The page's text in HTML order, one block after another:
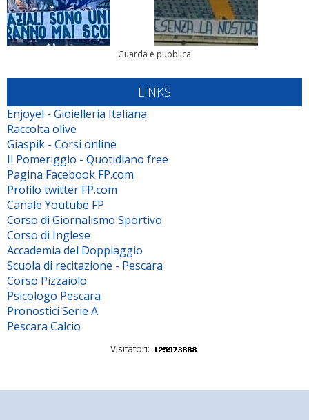
Guarda e pubblica
LINKS
Enjoyel - Gioielleria Italiana
Raccolta olive
Giaspik - Corsi online
Il Pomeriggio - Quotidiano free
Pagina Facebook FP.com
Profilo twitter FP.com
Canale Youtube FP
Corso di Giornalismo Sportivo
Corso di Inglese
Accademia del Doppiaggio
Scuola di recitazione - Pescara
Corso Pizzaiolo
Psicologo Pescara
Pronostici Serie A
Pescara Calcio
Visitatori: